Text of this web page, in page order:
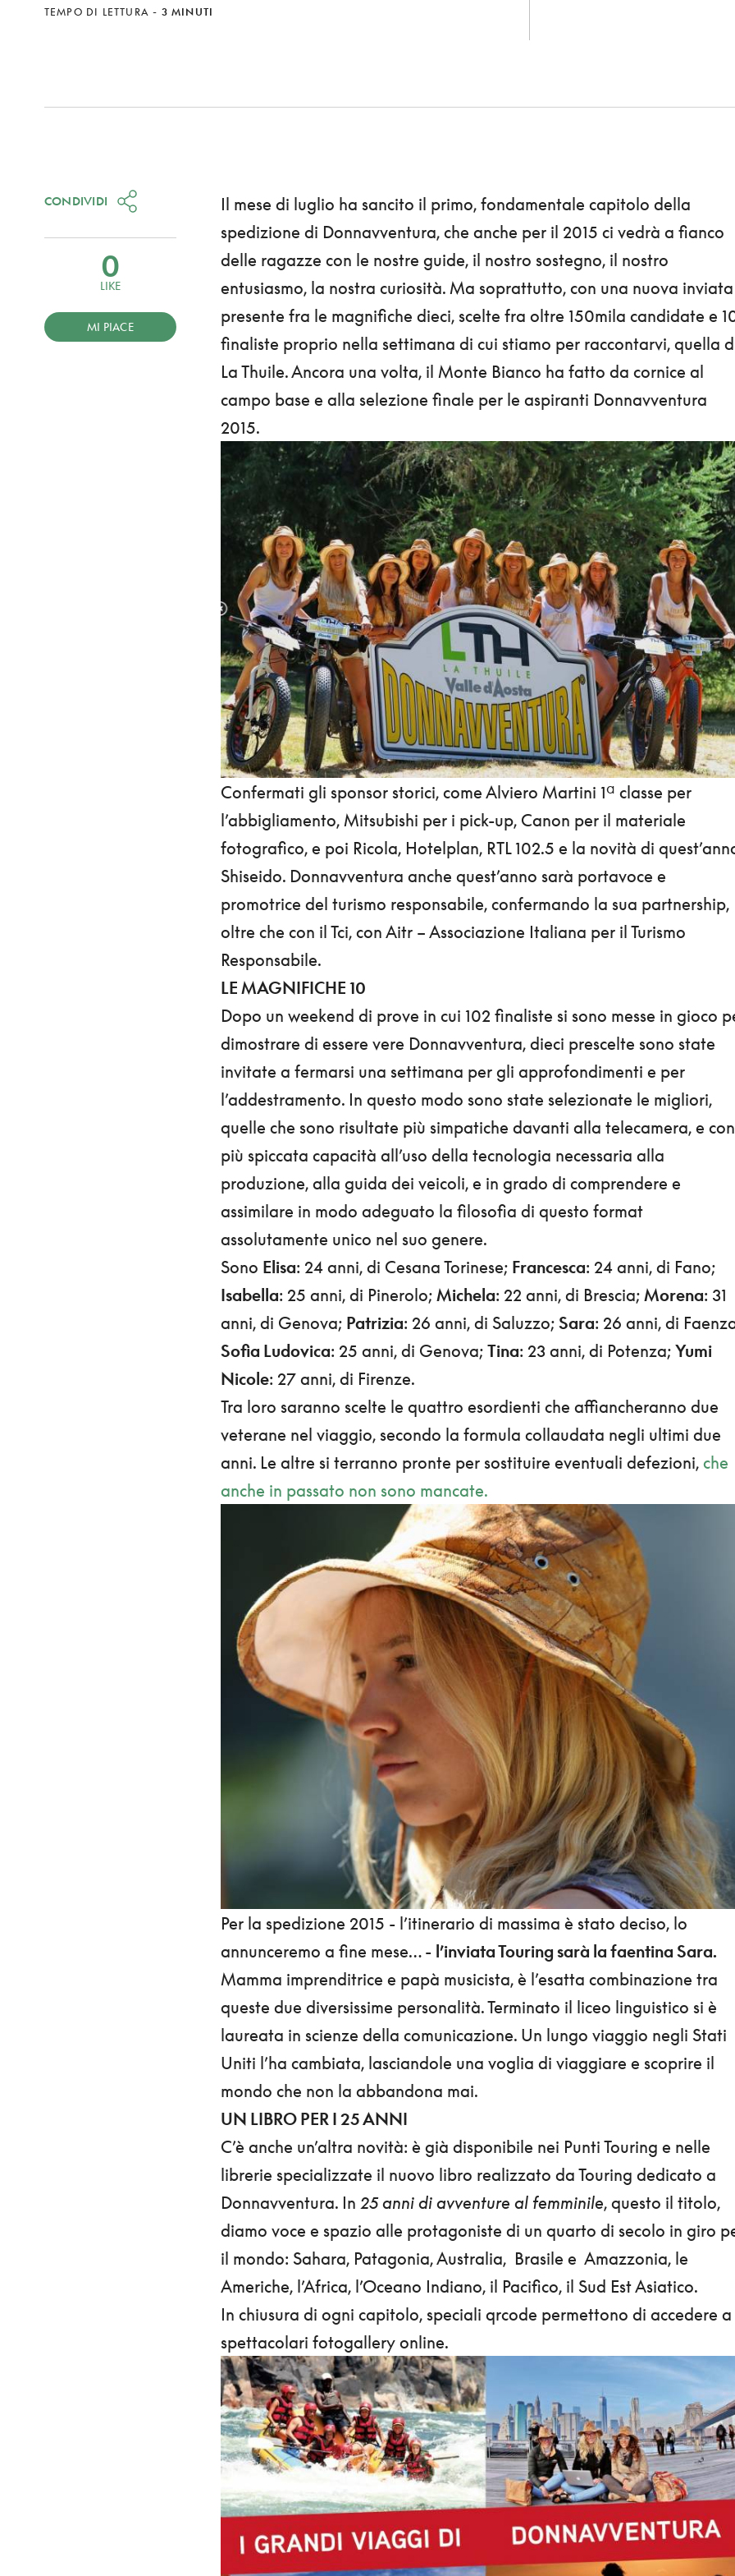
TEMPO DI LETTURA - 3 MINUTI
Il mese di luglio ha sancito il primo, fondamentale capitolo della
spedizione di Donnavventura, che anche per il 2015 ci vedrà a fianco
delle ragazze con le nostre guide, il nostro sostegno, il nostro
entusiasmo, la nostra curiosità. Ma soprattutto, con una nuova inviata
presente fra le magnifiche dieci, scelte fra oltre 150mila candidate e
finaliste proprio nella settimana di cui stiamo per raccontarvi, quella
La Thuile. Ancora una volta, il Monte Bianco ha fatto da cornice al
campo base e alla selezione finale per le aspiranti Donnavventura
2015.
Confermati gli sponsor storici, come Alviero Martini 1ª classe per
l’abbigliamento, Mitsubishi per i pick-up, Canon per il materiale
fotografico, e poi Ricola, Hotelplan, RTL 102.5 e la novità di
Shiseido. Donnavventura anche quest’anno sarà portavoce e
promotrice del turismo responsabile, confermando la sua partnership,
oltre che con il Tci, con Aitr – Associazione Italiana per il Turismo
Responsabile.
LE MAGNIFICHE 10
Dopo un weekend di prove in cui 102 finaliste si sono messe in gioco
dimostrare di essere vere Donnavventura, dieci prescelte sono state
invitate a fermarsi una settimana per gli approfondimenti e per
l’addestramento. In questo modo sono state selezionate le migliori,
quelle che sono risultate più simpatiche davanti alla telecamera, e con
più spiccata capacità all’uso della tecnologia necessaria alla
produzione, alla guida dei veicoli, e in grado di comprendere e
assimilare in modo adeguato la filosofia di questo format
assolutamente unico nel suo genere.
Sono Elisa: 24 anni, di Cesana Torinese; Francesca: 24 anni, di Fano;
Isabella: 25 anni, di Pinerolo; Michela: 22 anni, di Brescia; Morena: 31
anni, di Genova; Patrizia: 26 anni, di Saluzzo; Sara: 26 anni, di
Sofia Ludovica: 25 anni, di Genova; Tina: 23 anni, di Potenza; Yumi
Nicole: 27 anni, di Firenze.
Tra loro saranno scelte le quattro esordienti che affiancheranno due
veterane nel viaggio, secondo la formula collaudata negli ultimi due
anni. Le altre si terranno pronte per sostituire eventuali defezioni, che
anche in passato non sono mancate.
Per la spedizione 2015 - l’itinerario di massima è stato deciso, lo
annunceremo a fine mese… - l’inviata Touring sarà la faentina Sara.
Mamma imprenditrice e papà musicista, è l’esatta combinazione tra
queste due diversissime personalità. Terminato il liceo linguistico si è
laureata in scienze della comunicazione. Un lungo viaggio negli Stati
Uniti l’ha cambiata, lasciandole una voglia di viaggiare e scoprire il
mondo che non la abbandona mai.
UN LIBRO PER I 25 ANNI
C’è anche un’altra novità: è già disponibile nei Punti Touring e nelle
librerie specializzate il nuovo libro realizzato da Touring dedicato a
Donnavventura. In 25 anni di avventure al femminile, questo il titolo,
diamo voce e spazio alle protagoniste di un quarto di secolo in giro
il mondo: Sahara, Patagonia, Australia, Brasile e Amazzonia, le
Americhe, l’Africa, l’Oceano Indiano, il Pacifico, il Sud Est Asiatico.
In chiusura di ogni capitolo, speciali qrcode permettono di accedere a
spettacolari fotogallery online.
CONDIVIDI
0
LIKE
MI PIACE